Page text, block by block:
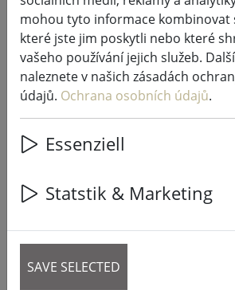
Kaemingk Lumineo
pohádková světla Basic
teplá bílá venkovní 7,1
baterie černá
mohou tyto informace kombinovat
které jste jim poskytli nebo které
vašeho používání jejich služeb.
naleznete v našich zásadách
údajů. Ochrana osobních údajů.
Essenziell
Statstik & Marketing
SAVE SELECTED